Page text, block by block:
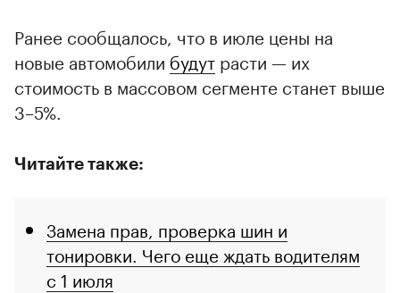
Ранее сообщалось, что в июле цены на
новые автомобили будут расти — их
стоимость в массовом сегменте станет выше
3–5%.
Читайте также:
Замена прав, проверка шин и
тонировки. Чего еще ждать водителям
с 1 июля